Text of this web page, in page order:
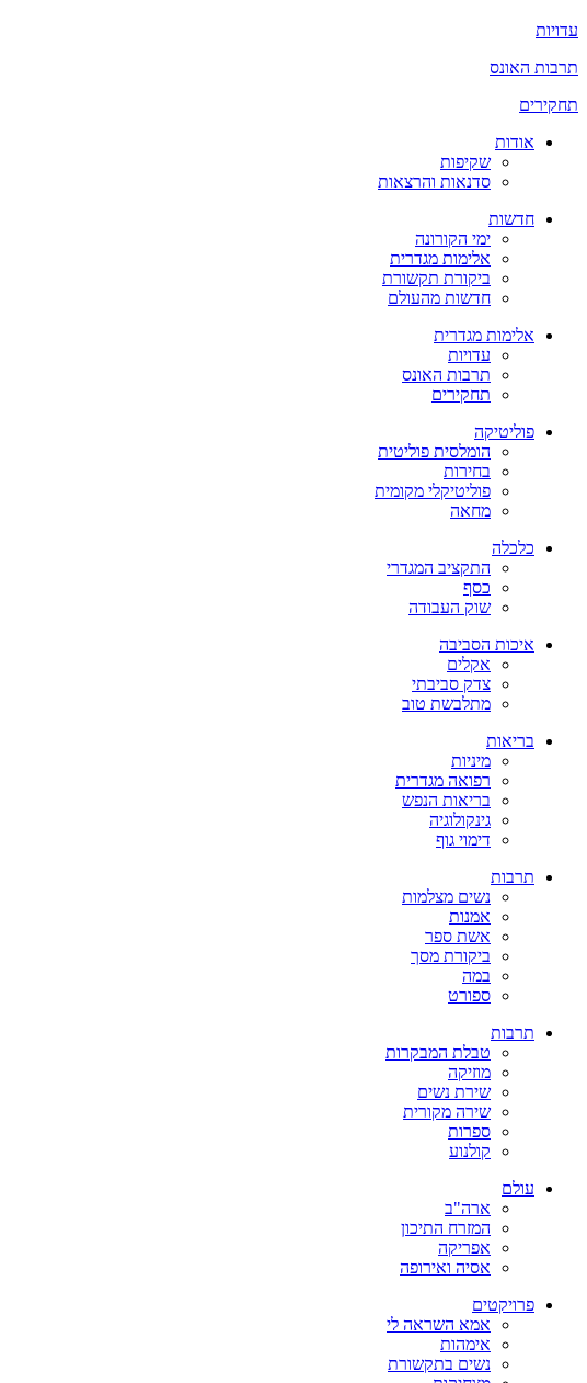
עדויות
תרבות האונס
תחקירים
אודות
שקיפות
סדנאות והרצאות
חדשות
ימי הקורונה
אלימות מגדרית
ביקורת תקשורת
חדשות מהעולם
אלימות מגדרית
עדויות
תרבות האונס
תחקירים
פוליטיקה
הומלסית פוליטית
בחירות
פוליטיקלי מקומית
מחאה
כלכלה
התקציב המגדרי
כסף
שוק העבודה
איכות הסביבה
אקלים
צדק סביבתי
מתלבשת טוב
בריאות
מיניות
רפואה מגדרית
בריאות הנפש
גינקולוגיה
דימוי גוף
תרבות
נשים מצלמות
אמנות
אשת ספר
ביקורת מסך
במה
ספורט
תרבות
טבלת המבקרות
מוזיקה
שירת נשים
שירה מקורית
ספרות
קולנוע
עולם
ארה"ב
המזרח התיכון
אפריקה
אסיה ואירופה
פרויקטים
אמא השראה לי
אימהות
נשים בתקשורת